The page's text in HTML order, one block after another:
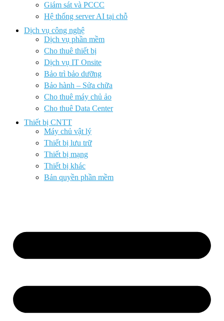
Giám sát và PCCC
Hệ thống server AI tại chỗ
Dịch vụ công nghệ
Dịch vụ phần mềm
Cho thuê thiết bị
Dịch vụ IT Onsite
Bảo trì bảo dưỡng
Bảo hành – Sửa chữa
Cho thuê máy chủ ảo
Cho thuê Data Center
Thiết bị CNTT
Máy chủ vật lý
Thiết bị lưu trữ
Thiết bị mạng
Thiết bị khác
Bản quyền phần mềm